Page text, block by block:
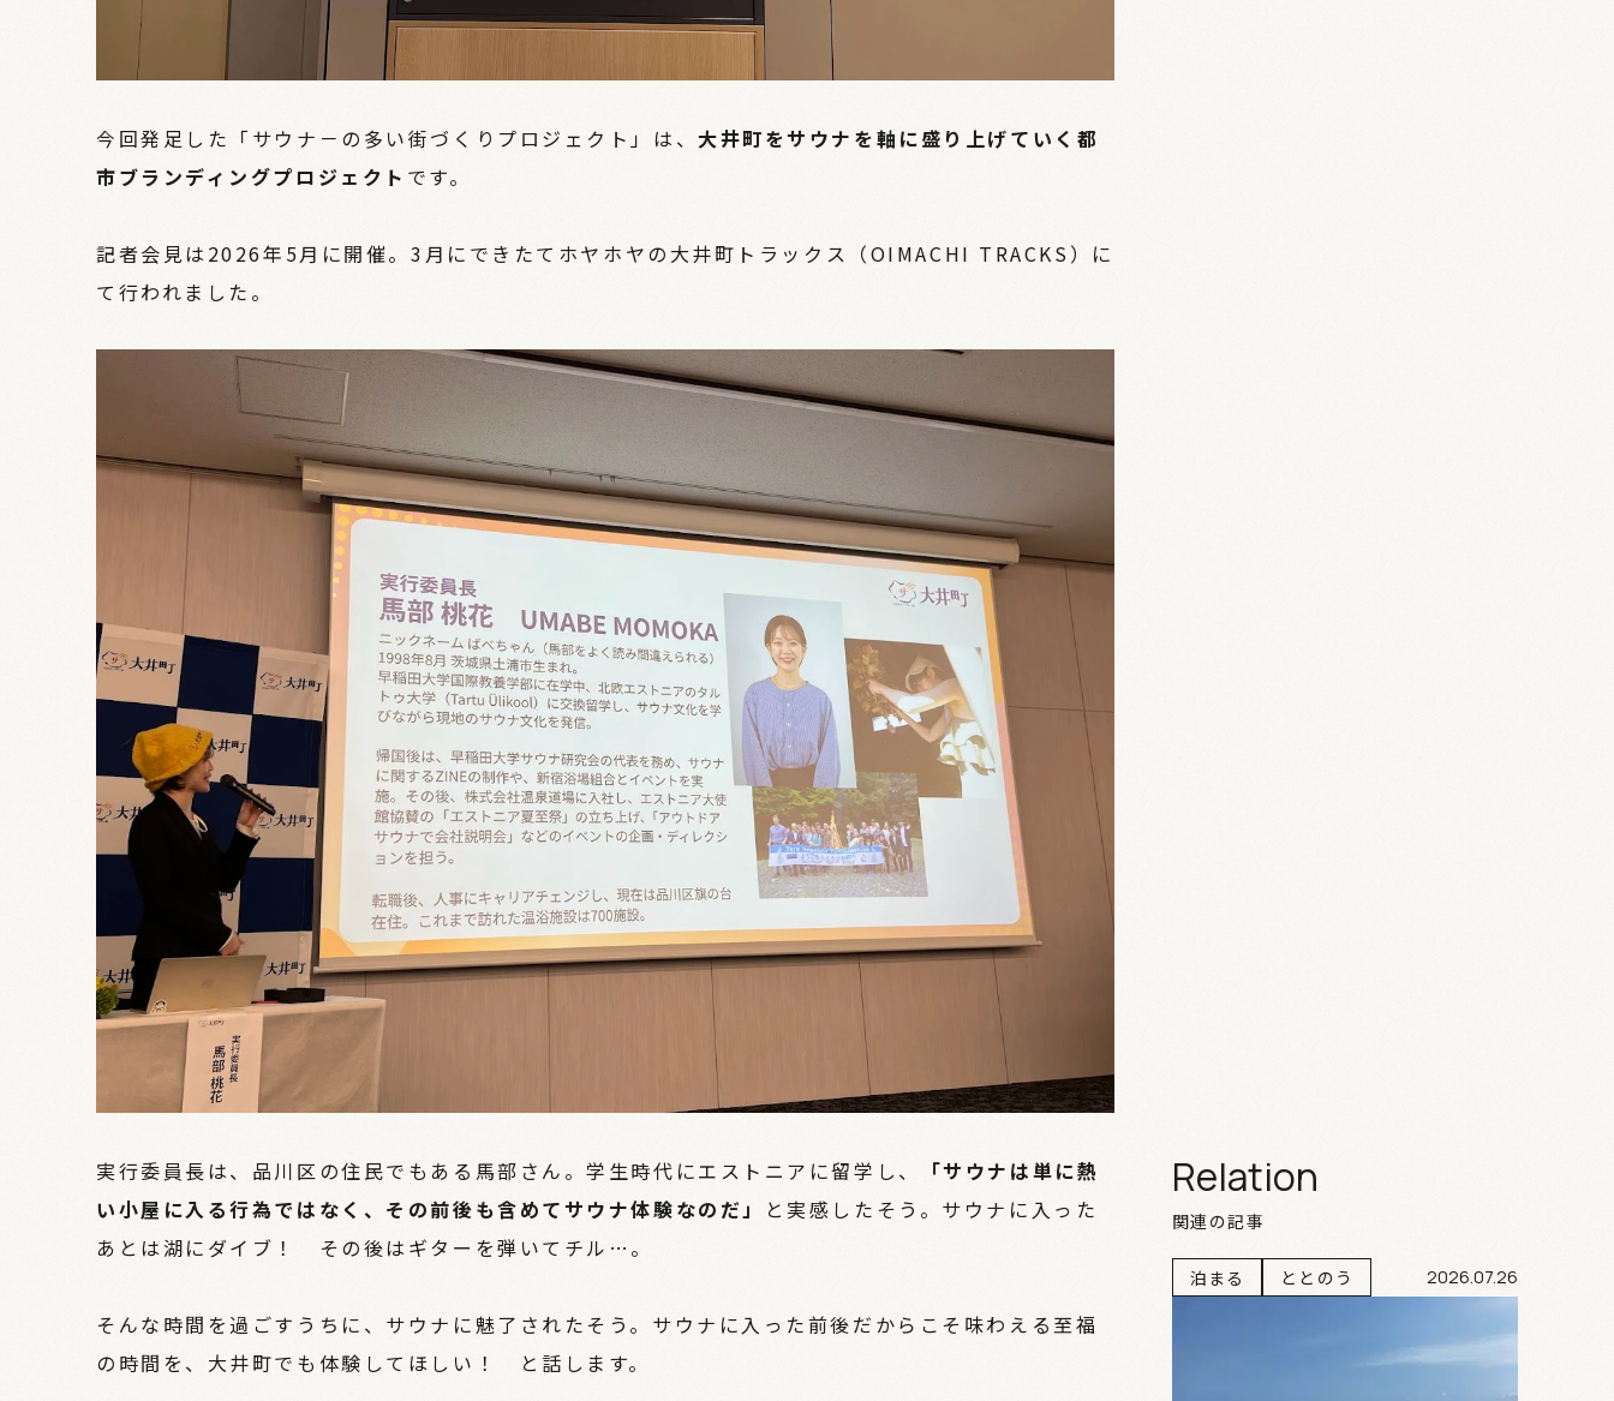
今回発足した「サウナ－の多い街づくりプロジェクト」は、大井町をサウナを軸に盛り上げていく都
市ブランディングプロジェクト です。
記者会見は2026年5月に開催。3月にできたてホヤホヤの大井町トラックス（OIMACHI TRACKS）に
て行われました。
実行委員長は、品川区の住民でもある馬部さん。学生時代にエストニアに留学し、
「サウナは単に熱
い小屋に入る行為ではなく、その前後も含めてサウナ体験なのだ」
と実感したそう。サウナに入った
あとは湖にダイブ！ その後はギターを弾いてチル…。
そんな時間を過ごすうちに、サウナに魅了されたそう。サウナに入った前後だからこそ味わえる至福
の時間を、大井町でも体験してほしい！ と話します。
Relation
関連の記事
泊まる ととのう 2026.07.26